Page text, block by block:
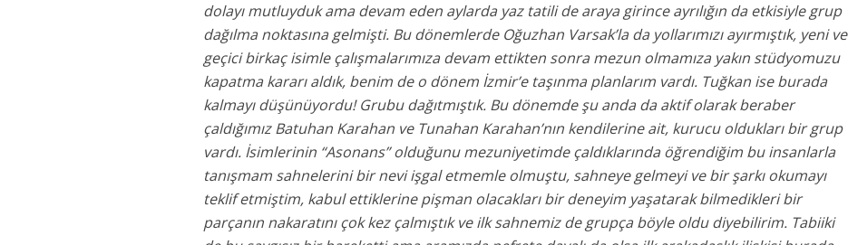
dolayı mutluyduk ama devam eden aylarda yaz tatili de araya girince ayrılığın da etkisiyle grup
dağılma noktasına gelmişti. Bu dönemlerde Oğuzhan Varsak’la da yollarımızı ayırmıştık, yeni ve
geçici birkaç isimle çalışmalarımıza devam ettikten sonra mezun olmamıza yakın stüdyomuzu
kapatma kararı aldık, benim de o dönem İzmir’e taşınma planlarım vardı. Tuğkan ise burada
kalmayı düşünüyordu! Grubu dağıtmıştık. Bu dönemde şu anda da aktif olarak beraber
çaldığımız Batuhan Karahan ve Tunahan Karahan’nın kendilerine ait, kurucu oldukları bir grup
vardı. İsimlerinin “Asonans” olduğunu mezuniyetimde çaldıklarında öğrendiğim bu insanlarla
tanışmam sahnelerini bir nevi işgal etmemle olmuştu, sahneye gelmeyi ve bir şarkı okumayı
teklif etmiştim, kabul ettiklerine pişman olacakları bir deneyim yaşatarak bilmedikleri bir
parçanın nakaratını çok kez çalmıştık ve ilk sahnemiz de grupça böyle oldu diyebilirim. Tabiiki